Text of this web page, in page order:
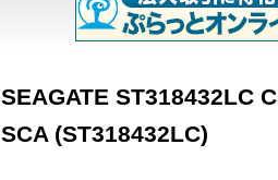
SEAGATE ST318432LC
SCA (ST318432LC)